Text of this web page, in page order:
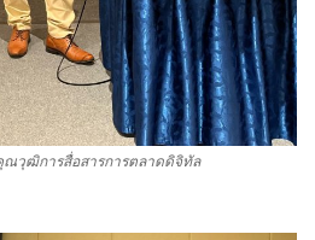
ณวุฒิการสื่อสารการตลาดดิจิทัล